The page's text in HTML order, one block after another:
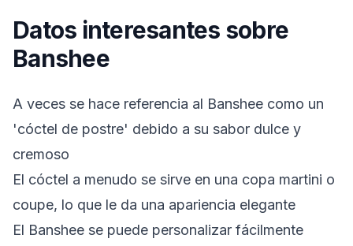
Datos interesantes sobre
Banshee
A veces se hace referencia al Banshee como un
'cóctel de postre' debido a su sabor dulce y
cremoso
El cóctel a menudo se sirve en una copa martini o
coupe, lo que le da una apariencia elegante
El Banshee se puede personalizar fácilmente